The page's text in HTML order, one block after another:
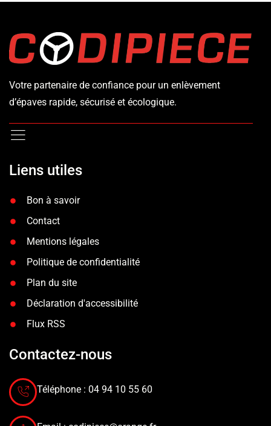
Votre partenaire de confiance pour un enlèvement
d’épaves rapide, sécurisé et écologique.
Liens utiles
Bon à savoir
Contact
Mentions légales
Politique de confidentialité
Plan du site
Déclaration d'accessibilité
Flux RSS
Contactez-nous
Téléphone : 04 94 10 55 60